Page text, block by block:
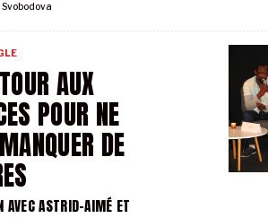
AUX
POUR NE
DE
AVEC ASTRID-AIMÉ ET